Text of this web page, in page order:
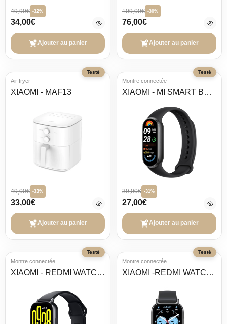
49,99€ -32%
34,00€
Ajouter au panier
109,00€ -30%
76,00€
Ajouter au panier
Testé
Air fryer
XIAOMI - MAF13
49,00€ -33%
33,00€
Ajouter au panier
Testé
Montre connectée
XIAOMI - MI SMART BAND 9
39,00€ -31%
27,00€
Ajouter au panier
Testé
Montre connectée
XIAOMI - REDMI WATCH 5 ACTIVE BLACK
Testé
Montre connectée
XIAOMI -REDMI WATCH 5 LITE